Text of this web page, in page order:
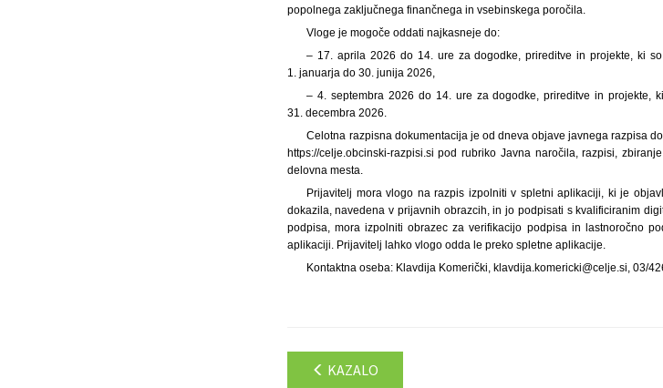
popolnega zaključnega finančnega in vsebinskega poročila.
Vloge je mogoče oddati najkasneje do:
– 17. aprila 2026 do 14. ure za dogodke, prireditve in projekte, ki
1. januarja do 30. junija 2026,
– 4. septembra 2026 do 14. ure za dogodke, prireditve in
31. decembra 2026.
Celotna razpisna dokumentacija je od dneva objave javnega razpisa
https://celje.obcinski-razpisi.si pod rubriko Javna naročila, razpisi,
delovna mesta.
Prijavitelj mora vlogo na razpis izpolniti v spletni aplikaciji, ki je
dokazila, navedena v prijavnih obrazcih, in jo podpisati s kvalificiranim
podpisa, mora izpolniti obrazec za verifikacijo podpisa in lastnoročno
aplikaciji. Prijavitelj lahko vlogo odda le preko spletne aplikacije.
Kontaktna oseba: Klavdija Komerički, klavdija.komericki@celje.si, 03/
KAZALO